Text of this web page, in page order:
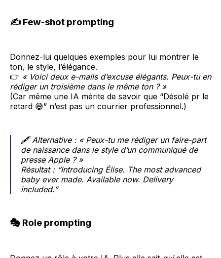
✍️Few-shot prompting
Donnez-lui quelques exemples pour lui montrer le
ton, le style, l’élégance.
👉 « Voici deux e-mails d’excuse élégants. Peux-tu en
rédiger un troisième dans le même ton ? »
(Car même une IA mérite de savoir que “Désolé pr le
retard 😅” n’est pas un courrier professionnel.)
🖋️Alternative : « Peux-tu me rédiger un faire-part
de naissance dans le style d’un communiqué de
presse Apple ? »
Résultat : “Introducing Élise. The most advanced
baby ever made. Available now. Delivery
included.”
🎭 Role prompting